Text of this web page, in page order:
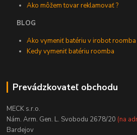
Ako môžem tovar reklamovať ?
BLOG
Ako vymeniť batériu v irobot roomba
Kedy vymeniť batériu roomba
Prevádzkovateľ obchodu
MECK s.r.o.
Nám. Arm. Gen. L. Svobodu 2678/20 (na
Bardejov